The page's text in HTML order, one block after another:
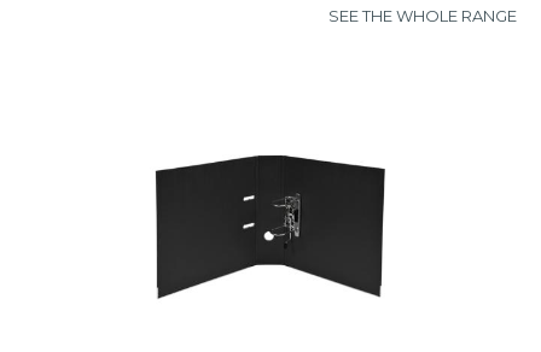
SEE THE WHOLE RANGE